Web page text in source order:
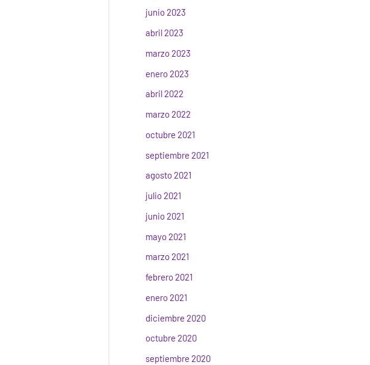
junio 2023
abril 2023
marzo 2023
enero 2023
abril 2022
marzo 2022
octubre 2021
septiembre 2021
agosto 2021
julio 2021
junio 2021
mayo 2021
marzo 2021
febrero 2021
enero 2021
diciembre 2020
octubre 2020
septiembre 2020